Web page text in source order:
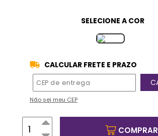
CALCULAR FRETE E PRAZO
Não sei meu CEP
COMPRAR